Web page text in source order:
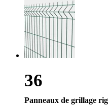
36
Panneaux de grillage